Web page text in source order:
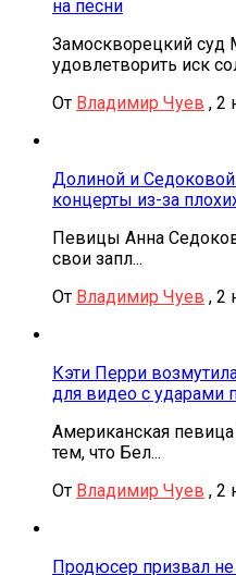
на песни
Замоскворецкий
удовлетворить иск
От Владимир Чуев , 2
Долиной и
концерты из-за
Певицы Анна
свои запл...
От Владимир Чуев , 2
Кэти Перри
для видео с ударами
Американская
тем, что Бел...
От Владимир Чуев , 2
Продюсер призвал